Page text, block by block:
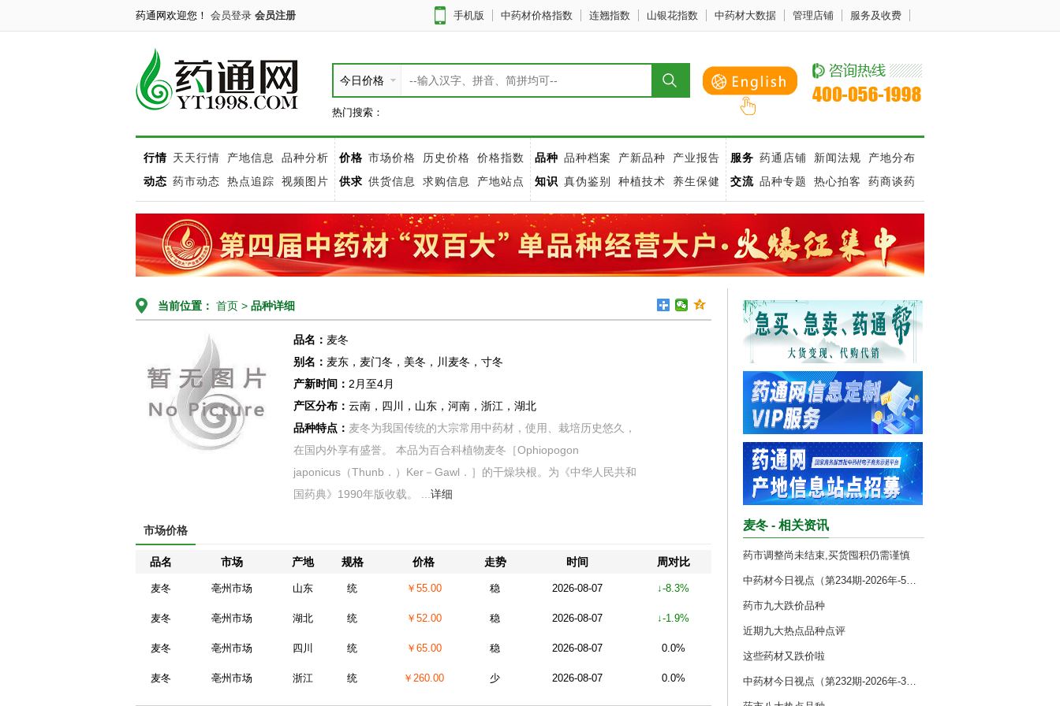
药通网欢迎您！ 会员登录 会员注册 手机版 中药材价格指数 连翘指数 山银花指数 中药材大数据 管理店铺 服务及收费
今日价格
热门搜索：
行情 天天行情 产地信息
品种分析
动态 药市动态 热点追踪 视频图片
价格 市场价格 历史价格
价格指数
供求 供货信息 求购信息 产地站点
品种 品种档案 产新品种
产业报告
知识 真伪鉴别 种植技术 养生保健
服务 药通店铺 新闻法规
产地分布
交流 品种专题 热心拍客 药商谈药
当前位置： 首页 > 品种详细
品名： 麦冬
别名： 麦东，麦门冬，美冬，川麦冬，寸冬
产新时间： 2月至4月
产区分布： 云南，四川，山东，河南，浙江，湖北
品种特点： 麦冬为我国传统的大宗常用中药材，使用、栽培历史悠久，
在国内外享有盛誉。 本品为百合科植物麦冬［Ophiopogon
japonicus（Thunb．）Ker－Gawl．］的干燥块根。为《中华人民共和
国药典》1990年版收载。 ... 详细
市场价格
品名 市场 产地 规格 价格 走势 时间 周对比
麦冬 亳州市场 山东 统 ￥55.00 稳 2026-08-07 ↓-8.3%
麦冬 亳州市场 湖北 统 ￥52.00 稳 2026-08-07 ↓-1.9%
麦冬 亳州市场 四川 统 ￥65.00 稳 2026-08-07 0.0%
麦冬 亳州市场 浙江 统 ￥260.00 少 2026-08-07 0.0%
麦冬 - 相关资讯
药市调整尚未结束,买货囤积仍需谨慎
中药材今日视点（第234期-2026年-5月）
药市九大跌价品种
近期九大热点品种点评
这些药材又跌价啦
中药材今日视点（第232期-2026年-3月）